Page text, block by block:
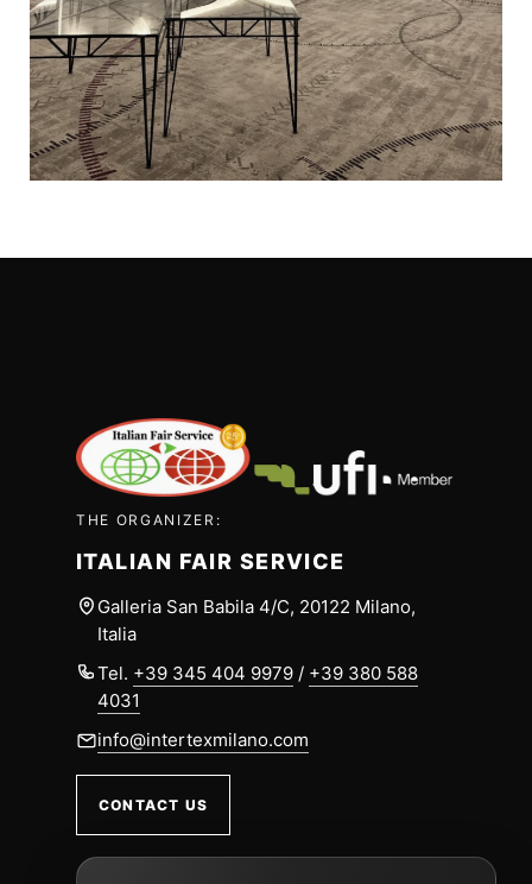
THE ORGANIZER:
ITALIAN FAIR SERVICE
Galleria San Babila 4/C, 20122 Milano,
Italia
Tel. +39 345 404 9979 / +39 380 588
4031
info@intertexmilano.com
CONTACT US